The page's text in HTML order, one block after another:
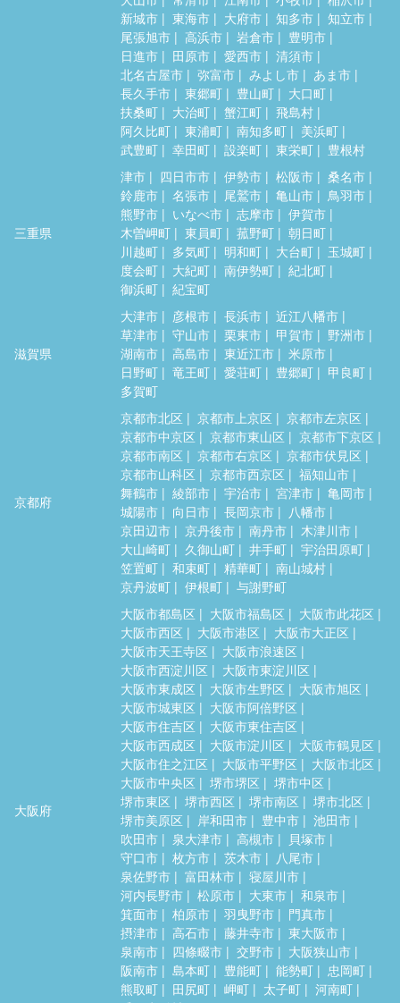
新城市
東海市 大府市 知多市
知立市
尾張旭市
高浜市 岩倉市
豊明市
日進市
田原市 愛西市
清須市
北名古屋市
弥富市 みよし市
あま市
長久手市
東郷町 豊山町
大口町
扶桑町
大治町 蟹江町
飛島村
阿久比町
東浦町 南知多町
美浜町
武豊町
幸田町 設楽町 東栄町 豊根村
三重県
津市 四日市市 伊勢市 松阪市
桑名市
鈴鹿市
名張市 尾鷲市 亀山市
鳥羽市
熊野市
いなべ市 志摩市
伊賀市
木曽岬町
東員町 菰野町
朝日町
川越町
多気町 明和町 大台町
玉城町
度会町
大紀町 南伊勢町
紀北町
御浜町
紀宝町
滋賀県
大津市 彦根市 長浜市
近江八幡市
草津市
守山市 栗東市 甲賀市
野洲市
湖南市
高島市 東近江市
米原市
日野町
竜王町 愛荘町 豊郷町
甲良町
多賀町
京都府
京都市北区 京都市上京区
京都市左京区
京都市中京区
京都市東山区
京都市下京区
京都市南区
京都市右京区
京都市伏見区
京都市山科区
京都市西京区
福知山市
舞鶴市
綾部市 宇治市 宮津市
亀岡市
城陽市
向日市 長岡京市
八幡市
京田辺市
京丹後市 南丹市
木津川市
大山崎町
久御山町 井手町
宇治田原町
笠置町
和束町 精華町
南山城村
京丹波町
伊根町 与謝野町
大阪府
大阪市都島区 大阪市福島区
大阪市此花区
大阪市西区
大阪市港区
大阪市大正区
大阪市天王寺区
大阪市浪速区
大阪市西淀川区
大阪市東淀川区
大阪市東成区
大阪市生野区
大阪市旭区
大阪市城東区
大阪市阿倍野区
大阪市住吉区
大阪市東住吉区
大阪市西成区
大阪市淀川区
大阪市鶴見区
大阪市住之江区
大阪市平野区
大阪市北区
大阪市中央区
堺市堺区
堺市中区
堺市東区
堺市西区 堺市南区
堺市北区
堺市美原区
岸和田市 豊中市
池田市
吹田市
泉大津市 高槻市
貝塚市
守口市
枚方市 茨木市
八尾市
泉佐野市
富田林市
寝屋川市
河内長野市
松原市 大東市
和泉市
箕面市
柏原市 羽曳野市
門真市
摂津市
高石市 藤井寺市
東大阪市
泉南市
四條畷市 交野市
大阪狭山市
阪南市
島本町 豊能町 能勢町
忠岡町
熊取町
田尻町 岬町 太子町
河南町